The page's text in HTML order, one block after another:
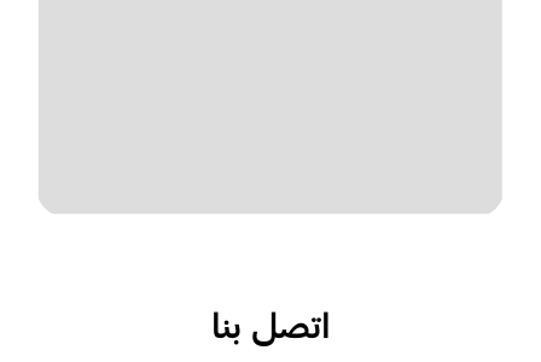
اتصل بنا